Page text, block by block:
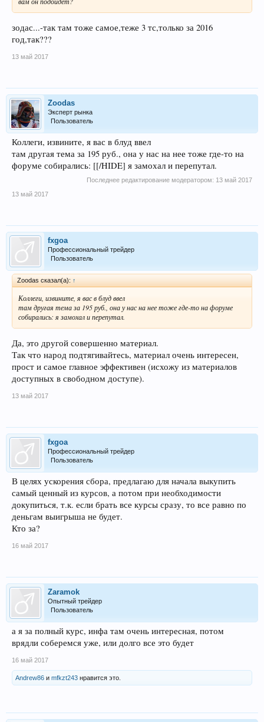
зодас...-так там тоже самое,теже 3 тс,только за 2016
год,так???
13 май 2017
Zoodas
Эксперт рынка
Пользователь
Коллеги, извините, я вас в блуд ввел
там другая тема за 195 руб., она у нас на нее тоже где-то на
форуме собирались: [[/HIDE] я замохал и перепутал.
Последнее редактирование модератором: 13 май 2017
13 май 2017
fxgoa
Профессиональный трейдер
Пользователь
Zoodas сказал(а): ↑
Коллеги, извините, я вас в блуд ввел
там другая тема за 195 руб., она у нас на нее тоже где-то на форуме
собирались: я замохал и перепутал.
Да, это другой совершенно материал.
Так что народ подтягивайтесь, материал очень интересен,
прост и самое главное эффективен (исхожу из материалов
доступных в свободном доступе).
13 май 2017
fxgoa
Профессиональный трейдер
Пользователь
В целях ускорения сбора, предлагаю для начала выкупить
самый ценный из курсов, а потом при необходимости
докупиться, т.к. если брать все курсы сразу, то все равно по
деньгам выигрыша не будет.
Кто за?
16 май 2017
Zaramok
Опытный трейдер
Пользователь
а я за полный курс, инфа там очень интересная, потом
врядли соберемся уже, или долго все это будет
16 май 2017
Andrew86 и mfkzt243 нравится это.